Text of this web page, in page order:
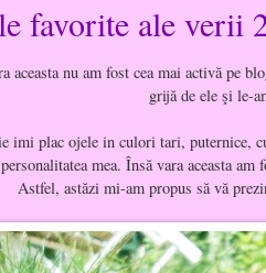
favorite ale verii
aceasta nu am fost cea mai activă pe
grijă de ele şi le-
imi plac ojele in culori tari, puternice,
personalitatea mea. Însă vara aceasta
Astfel, astăzi mi-am propus să vă